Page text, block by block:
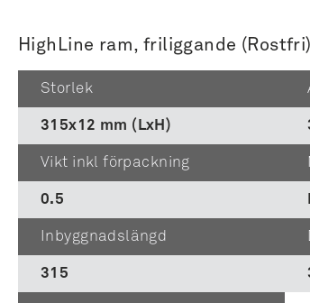
HighLine ram, friliggande
Storlek
315x12 mm (LxH)
Vikt inkl förpackning
0.5
Inbyggnadslängd
315